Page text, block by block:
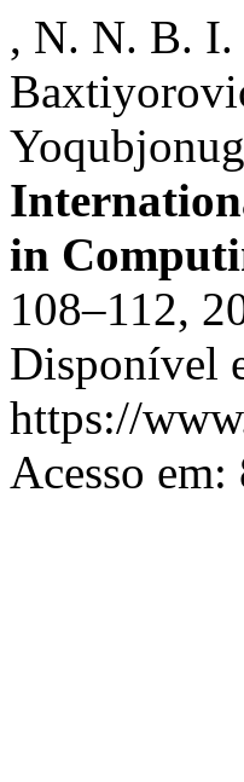
, N. N. B. I.
in
108–112,
Disponível
https://
Acesso